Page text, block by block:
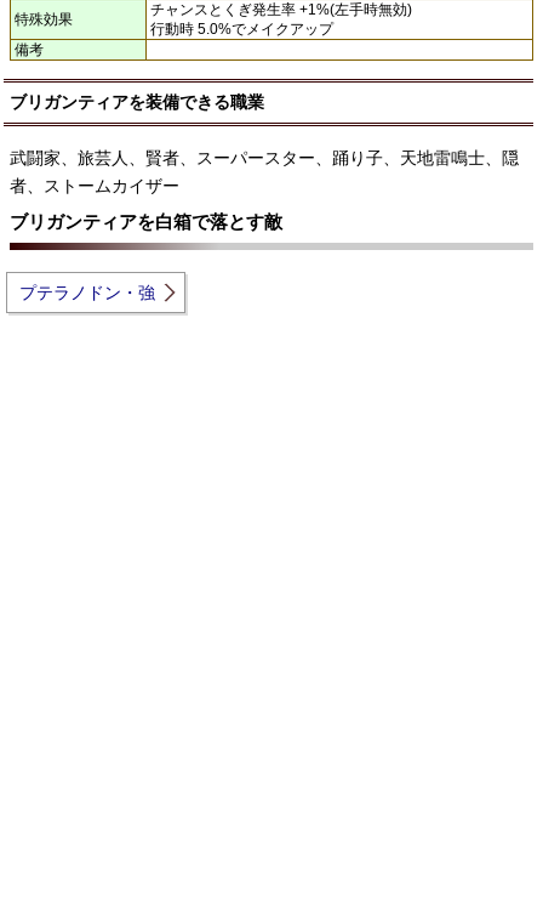
特殊効果
チャンスとくぎ発生率 +1%(左手時無効)
行動時 5.0%でメイクアップ
備考
ブリガンティアを装備できる職業
武闘家、旅芸人、賢者、スーパースター、踊り子、天地雷鳴士、隠
者、ストームカイザー
ブリガンティアを白箱で落とす敵
プテラノドン・強